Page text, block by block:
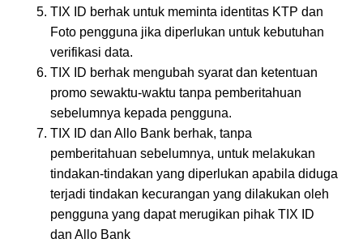
TIX ID berhak untuk meminta identitas KTP dan
Foto pengguna jika diperlukan untuk kebutuhan
verifikasi data.
TIX ID berhak mengubah syarat dan ketentuan
promo sewaktu-waktu tanpa pemberitahuan
sebelumnya kepada pengguna.
TIX ID dan Allo Bank berhak, tanpa
pemberitahuan sebelumnya, untuk melakukan
tindakan-tindakan yang diperlukan apabila diduga
terjadi tindakan kecurangan yang dilakukan oleh
pengguna yang dapat merugikan pihak TIX ID
dan Allo Bank